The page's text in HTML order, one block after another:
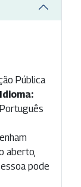
Pública
Idioma:
Português
aberto,
pode